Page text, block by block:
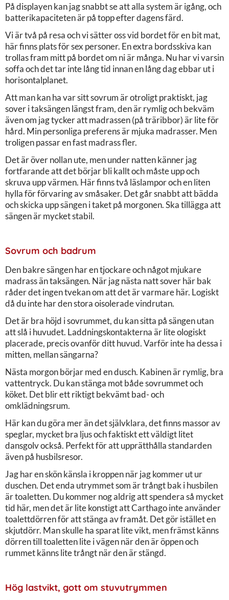
På displayen kan jag snabbt se att alla system är igång, och
batterikapaciteten är på topp efter dagens färd.
Vi är två på resa och vi sätter oss vid bordet för en bit mat,
här finns plats för sex personer. En extra bordsskiva kan
trollas fram mitt på bordet om ni är många. Nu har vi varsin
soffa och det tar inte lång tid innan en lång dag ebbar ut i
horisontalplanet.
Att man kan ha var sitt sovrum är otroligt praktiskt, jag
sover i taksängen längst fram, den är rymlig och bekväm
även om jag tycker att madrassen (på träribbor) är lite för
hård. Min personliga preferens är mjuka madrasser. Men
troligen passar en fast madrass fler.
Det är över nollan ute, men under natten känner jag
fortfarande att det börjar bli kallt och måste upp och
skruva upp värmen. Här finns två läslampor och en liten
hylla för förvaring av småsaker. Det går snabbt att bädda
och skicka upp sängen i taket på morgonen. Ska tillägga att
sängen är mycket stabil.
Sovrum och badrum
Den bakre sängen har en tjockare och något mjukare
madrass än taksängen. När jag nästa natt sover här bak
råder det ingen tvekan om att det är varmare här. Logiskt
då du inte har den stora oisolerade vindrutan.
Det är bra höjd i sovrummet, du kan sitta på sängen utan
att slå i huvudet. Laddningskontakterna är lite ologiskt
placerade, precis ovanför ditt huvud. Varför inte ha dessa i
mitten, mellan sängarna?
Nästa morgon börjar med en dusch. Kabinen är rymlig, bra
vattentryck. Du kan stänga mot både sovrummet och
köket. Det blir ett riktigt bekvämt bad- och
omklädningsrum.
Här kan du göra mer än det självklara, det finns massor av
speglar, mycket bra ljus och faktiskt ett väldigt litet
dansgolv också. Perfekt för att upprätthålla standarden
även på husbilsresor.
Jag har en skön känsla i kroppen när jag kommer ut ur
duschen. Det enda utrymmet som är trångt bak i husbilen
är toaletten. Du kommer nog aldrig att spendera så mycket
tid här, men det är lite konstigt att Carthago inte använder
toalettdörren för att stänga av framåt. Det gör istället en
skjutdörr. Man skulle ha sparat lite vikt, men främst känns
dörren till toaletten lite i vägen när den är öppen och
rummet känns lite trångt när den är stängd.
Hög lastvikt, gott om stuvutrymmen